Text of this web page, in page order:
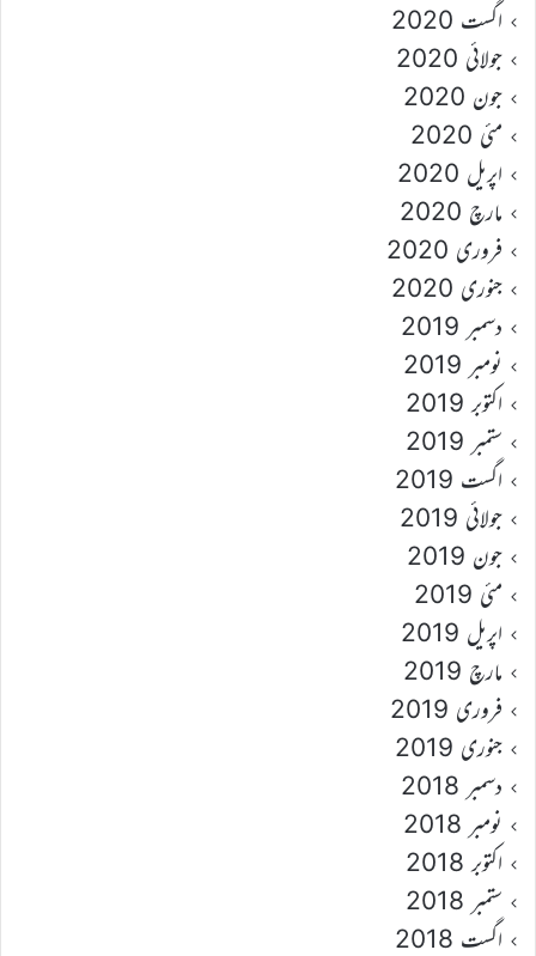
اگست 2020
جولائی 2020
جون 2020
مئی 2020
اپریل 2020
مارچ 2020
فروری 2020
جنوری 2020
دسمبر 2019
نومبر 2019
اکتوبر 2019
ستمبر 2019
اگست 2019
جولائی 2019
جون 2019
مئی 2019
اپریل 2019
مارچ 2019
فروری 2019
جنوری 2019
دسمبر 2018
نومبر 2018
اکتوبر 2018
ستمبر 2018
اگست 2018